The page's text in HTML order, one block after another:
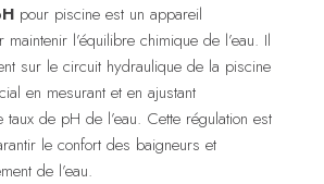
pour piscine est un appareil
l’équilibre chimique de l’eau. Il
sur le circuit hydraulique de la piscine
en mesurant et en ajustant
taux de pH de l’eau. Cette régulation est
le confort des baigneurs et
de l’eau.